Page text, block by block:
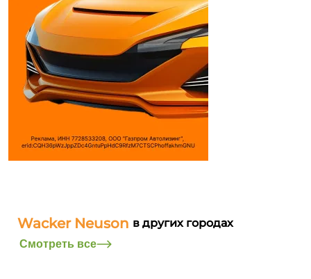
Wacker Neuson в других городах
Смотреть все